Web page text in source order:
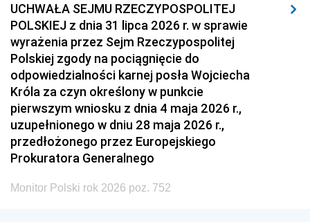
UCHWAŁA SEJMU RZECZYPOSPOLITEJ
POLSKIEJ z dnia 31 lipca 2026 r. w sprawie
wyrażenia przez Sejm Rzeczypospolitej
Polskiej zgody na pociągnięcie do
odpowiedzialności karnej posła Wojciecha
Króla za czyn określony w punkcie
pierwszym wniosku z dnia 4 maja 2026 r.,
uzupełnionego w dniu 28 maja 2026 r.,
przedłożonego przez Europejskiego
Prokuratora Generalnego
Monitor Polski rok 2026 poz. 752